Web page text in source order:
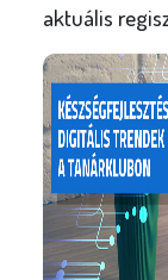
aktuális